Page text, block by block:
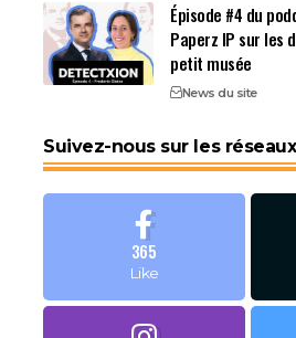
Épisode #4 du
Paperz IP sur les
petit musée
News du site
Suivez-nous sur les
365
Like